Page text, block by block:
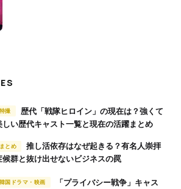
特撮
しい歴代キャスト一覧と現在の活躍まとめ
まとめ
推し活依存はなぜ起きる？有名人崇拝
候群と抜け出せないビジネスの罠
韓国ドラマ・映画